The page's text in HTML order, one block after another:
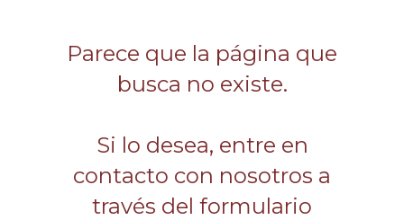
Parece que la página que
busca no existe.
Si lo desea, entre en
contacto con nosotros a
través del formulario